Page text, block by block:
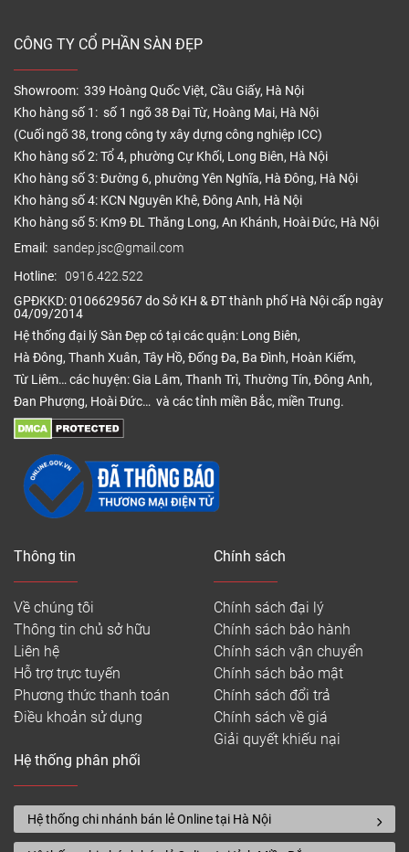
CÔNG TY CỔ PHẦN SÀN ĐẸP
Showroom: 339 Hoàng Quốc Việt, Cầu Giấy, Hà Nội
Kho hàng số 1: số 1 ngõ 38 Đại Từ, Hoàng Mai, Hà Nội
(Cuối ngõ 38, trong công ty xây dựng công nghiệp ICC)
Kho hàng số 2: Tổ 4, phường Cự Khối, Long Biên, Hà Nội
Kho hàng số 3: Đường 6, phường Yên Nghĩa, Hà Đông, Hà Nội
Kho hàng số 4: KCN Nguyên Khê, Đông Anh, Hà Nội
Kho hàng số 5: Km9 ĐL Thăng Long, An Khánh, Hoài Đức, Hà Nội
Email: sandep.jsc@gmail.com
Hotline: 0916.422.522
GPĐKKD: 0106629567 do Sở KH & ĐT thành phố Hà Nội cấp ngày
04/09/2014
Hệ thống đại lý Sàn Đẹp có tại các quận: Long Biên,
Hà Đông, Thanh Xuân, Tây Hồ, Đống Đa, Ba Đình, Hoàn Kiếm,
Từ Liêm… các huyện: Gia Lâm, Thanh Trì, Thường Tín, Đông Anh,
Đan Phượng, Hoài Đức… và các tỉnh miền Bắc, miền Trung.
Thông tin
Về chúng tôi
Thông tin chủ sở hữu
Liên hệ
Hỗ trợ trực tuyến
Phương thức thanh toán
Điều khoản sử dụng
Chính sách
Chính sách đại lý
Chính sách bảo hành
Chính sách vận chuyển
Chính sách bảo mật
Chính sách đổi trả
Chính sách về giá
Giải quyết khiếu nại
Hệ thống phân phối
Hệ thống chi nhánh bán lẻ Online tại Hà Nội